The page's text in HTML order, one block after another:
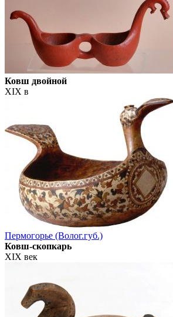
Ковш двойной
XIX в
Пермогорье (Волог.губ.)
Ковш-скопкарь
XIX век